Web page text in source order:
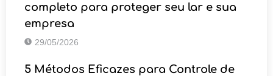
completo para proteger seu lar e sua
empresa
29/05/2026
5 Métodos Eficazes para Controle de